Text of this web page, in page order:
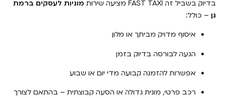
בדיוק בשביל זה FAST TAXI מציעה שירות
מוניות לעסקים ברמת
– כולל:
איסוף מדויק מביתך או מלון
הגעה לבורסה בדיוק בזמן
אפשרות להזמנה קבועה מדי יום או שבוע
רכב פרטי, מונית גדולה או הסעה קבוצתית – בהתאם לצורך